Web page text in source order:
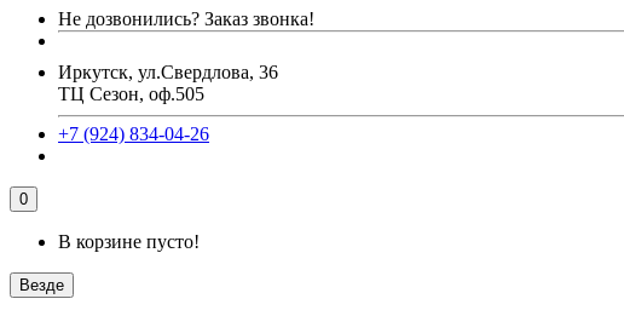
Не дозвонились? Заказ звонка!
Иркутск, ул.Свердлова, 36
ТЦ Сезон, оф.505
+7 (924) 834-04-26
0
В корзине пусто!
Везде